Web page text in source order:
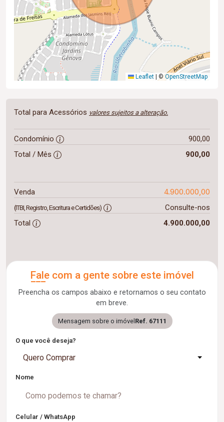
Leaflet ©OpenStreetMap
Total para Acessórios valores sujeitos a alteração.
Condomínio
900,00
Total / Mês
900,00
Venda 4.900.000,00
(ITBI, Registro, Escritura e Certidões)
Consulte-nos
Total
4.900.000,00
Fale com a gente sobre este imóvel
Preencha os campos abaixo e retornamos o seu contato
em breve.
Mensagem sobre o imóvel Ref. 67111
O que você deseja?
Quero Comprar
Nome
Celular / WhatsApp